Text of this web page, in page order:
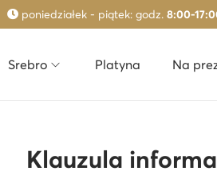
poniedziałek - piątek: godz. 8:00-
Srebro Platyna Na
Klauzula